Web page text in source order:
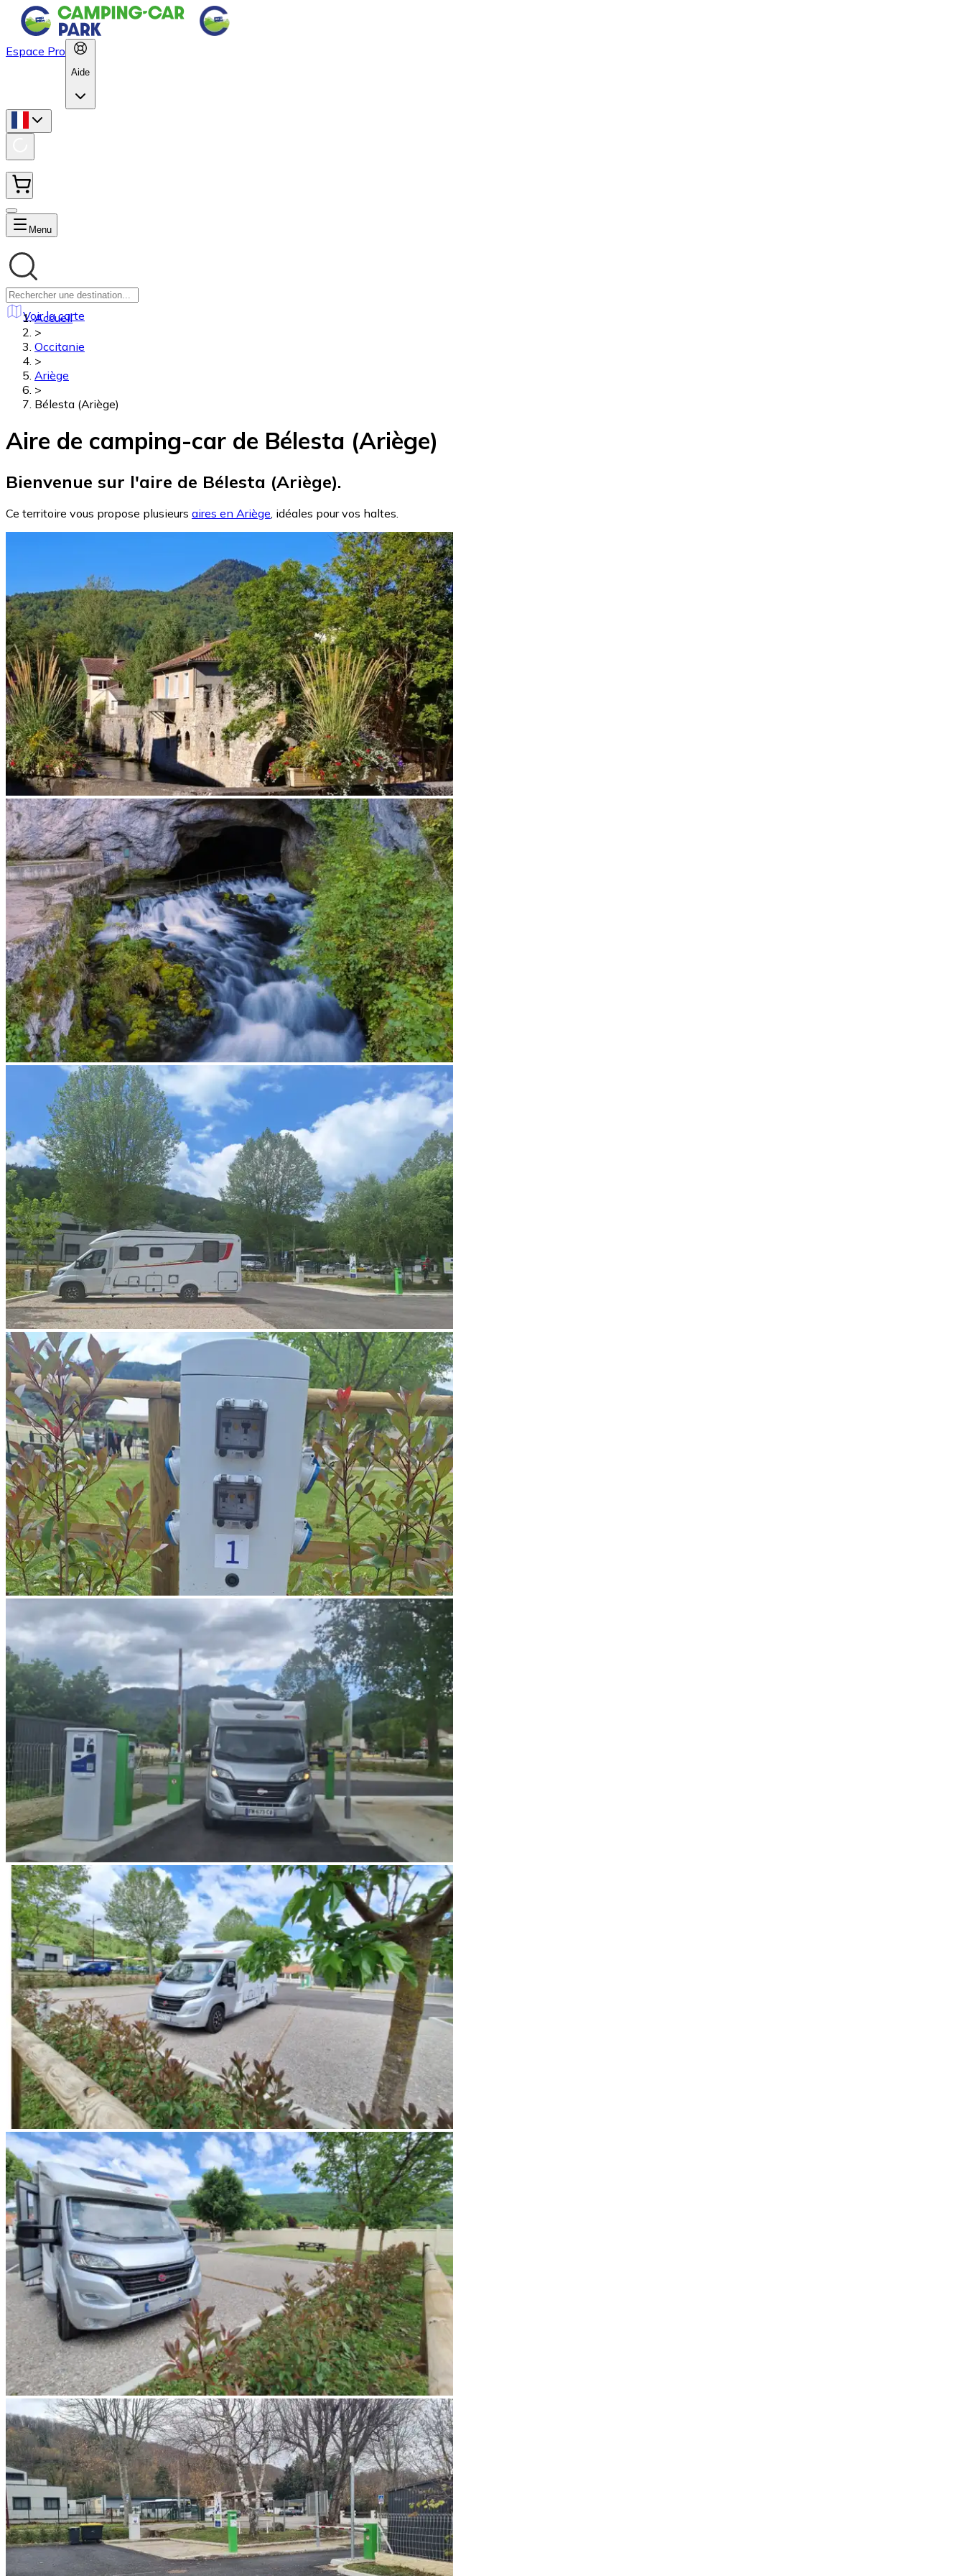
Espace Pro
Aide
Menu
Voir la carte
Accueil
>
Occitanie
>
Ariège
>
Bélesta (Ariège)
Aire de camping-car de Bélesta (Ariège)
Bienvenue sur l'aire de Bélesta (Ariège).
Ce territoire vous propose plusieurs aires en Ariège, idéales pour vos haltes.